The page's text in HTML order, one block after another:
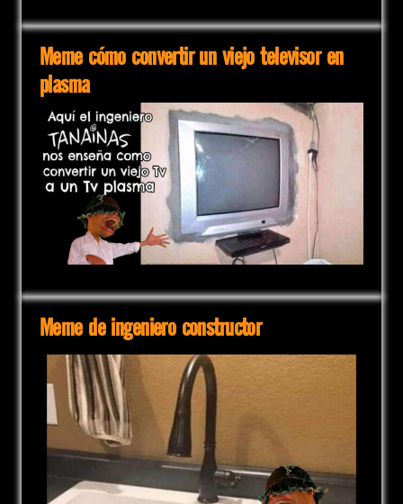
Meme cómo convertir un viejo televisor en
plasma
Meme de ingeniero constructor